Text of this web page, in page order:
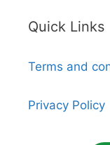
Quick Links
Terms and
Privacy Policy